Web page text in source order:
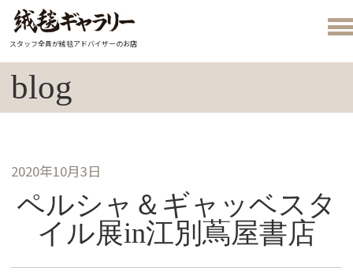
スタッフ全員が絨毯アドバイザーのお店
blog
2020年10月3日
ペルシャ＆ギャッベスタ
イル展in江別蔦屋書店